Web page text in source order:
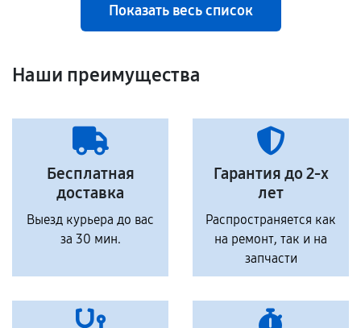
Показать весь список
Наши преимущества
Бесплатная
доставка
Выезд курьера до вас
за 30 мин.
Гарантия до 2-х
лет
Распространяется как
на ремонт, так и на
запчасти